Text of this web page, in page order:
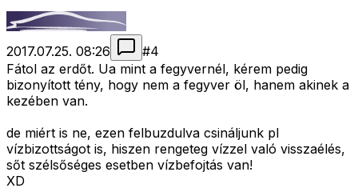
2017.07.25. 08:26 #4
Fátol az erdőt. Ua mint a fegyvernél, kérem pedig
bizonyított tény, hogy nem a fegyver öl, hanem akinek a
kezében van.
de miért is ne, ezen felbuzdulva csináljunk pl
vízbizottságot is, hiszen rengeteg vízzel való visszaélés,
sőt szélsőséges esetben vízbefojtás van!
XD